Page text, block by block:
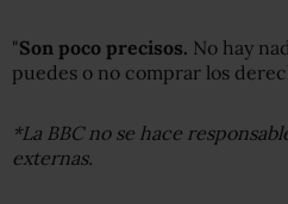
"Son poco precisos. No hay
puedes o no comprar los
*La BBC no se hace
externas.